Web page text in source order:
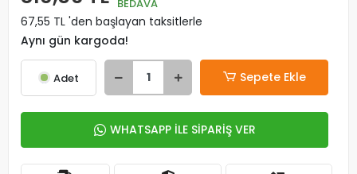
BEDAVA
67,55 TL 'den başlayan taksitlerle
Aynı gün kargoda!
Adet Sepete Ekle
WHATSAPP İLE SİPARİŞ VER